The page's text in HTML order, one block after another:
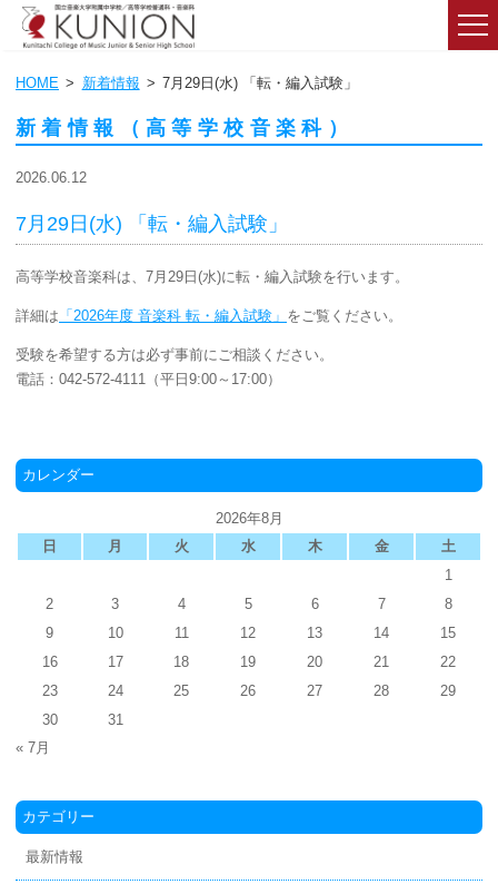
HOME 新着情報 7月29日(水) 「転・編入試験」
新着情報（高等学校音楽科）
2026.06.12
7月29日(水) 「転・編入試験」
高等学校音楽科は、7月29日(水)に転・編入試験を行います。
詳細は 「2026年度 音楽科 転・編入試験」 をご覧ください。
受験を希望する方は必ず事前にご相談ください。
電話：042-572-4111（平日9:00～17:00）
カレンダー
2026年8月
日
月 火 水 木 金
土
1
2
3 4 5 6 7
8
9
10 11 12 13 14
15
16
17 18 19 20 21
22
23
24 25 26 27 28
29
30
31
« 7月
カテゴリー
最新情報